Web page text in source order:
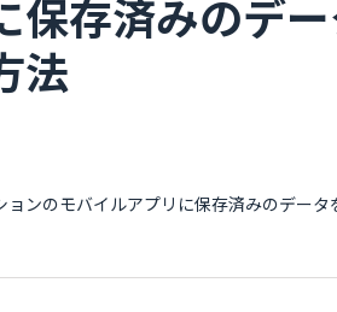
保存済みのデ
法
ョンのモバイルアプリに保存済みのデータ